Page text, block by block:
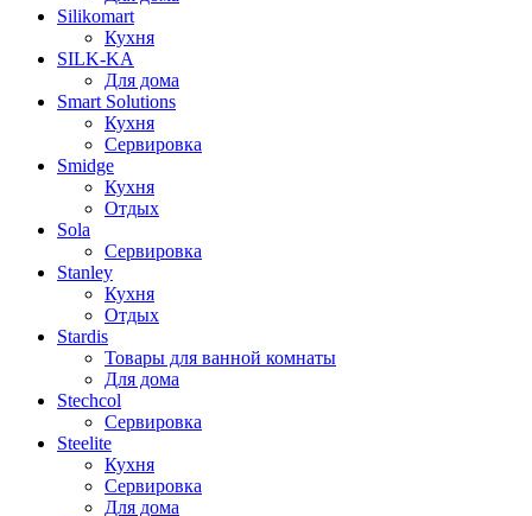
Silikomart
Кухня
SILK-KA
Для дома
Smart Solutions
Кухня
Сервировка
Smidge
Кухня
Отдых
Sola
Сервировка
Stanley
Кухня
Отдых
Stardis
Товары для ванной комнаты
Для дома
Stechcol
Сервировка
Steelite
Кухня
Сервировка
Для дома